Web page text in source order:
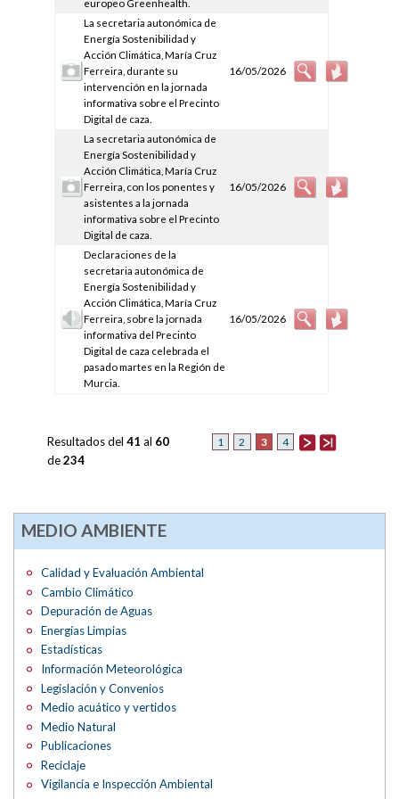
europeo Greenhealth.
La secretaria autonómica de
Energía Sostenibilidad y
Acción Climática, María Cruz
Ferreira, durante su
intervención en la jornada
informativa sobre el Precinto
Digital de caza.
16/05/2026
La secretaria autonómica de
Energía Sostenibilidad y
Acción Climática, María Cruz
Ferreira, con los ponentes y
asistentes a la jornada
informativa sobre el Precinto
Digital de caza.
16/05/2026
Declaraciones de la
secretaria autonómica de
Energía Sostenibilidad y
Acción Climática, María Cruz
Ferreira, sobre la jornada
informativa del Precinto
Digital de caza celebrada el
pasado martes en la Región de
Murcia.
16/05/2026
1 2 3 4
Resultados del41 al 60
de234
MEDIO AMBIENTE
Calidad y Evaluación Ambiental
Cambio Climático
Depuración de Aguas
Energías Limpias
Estadísticas
Información Meteorológica
Legislación y Convenios
Medio acuático y vertidos
Medio Natural
Publicaciones
Reciclaje
Vigilancia e Inspección Ambiental